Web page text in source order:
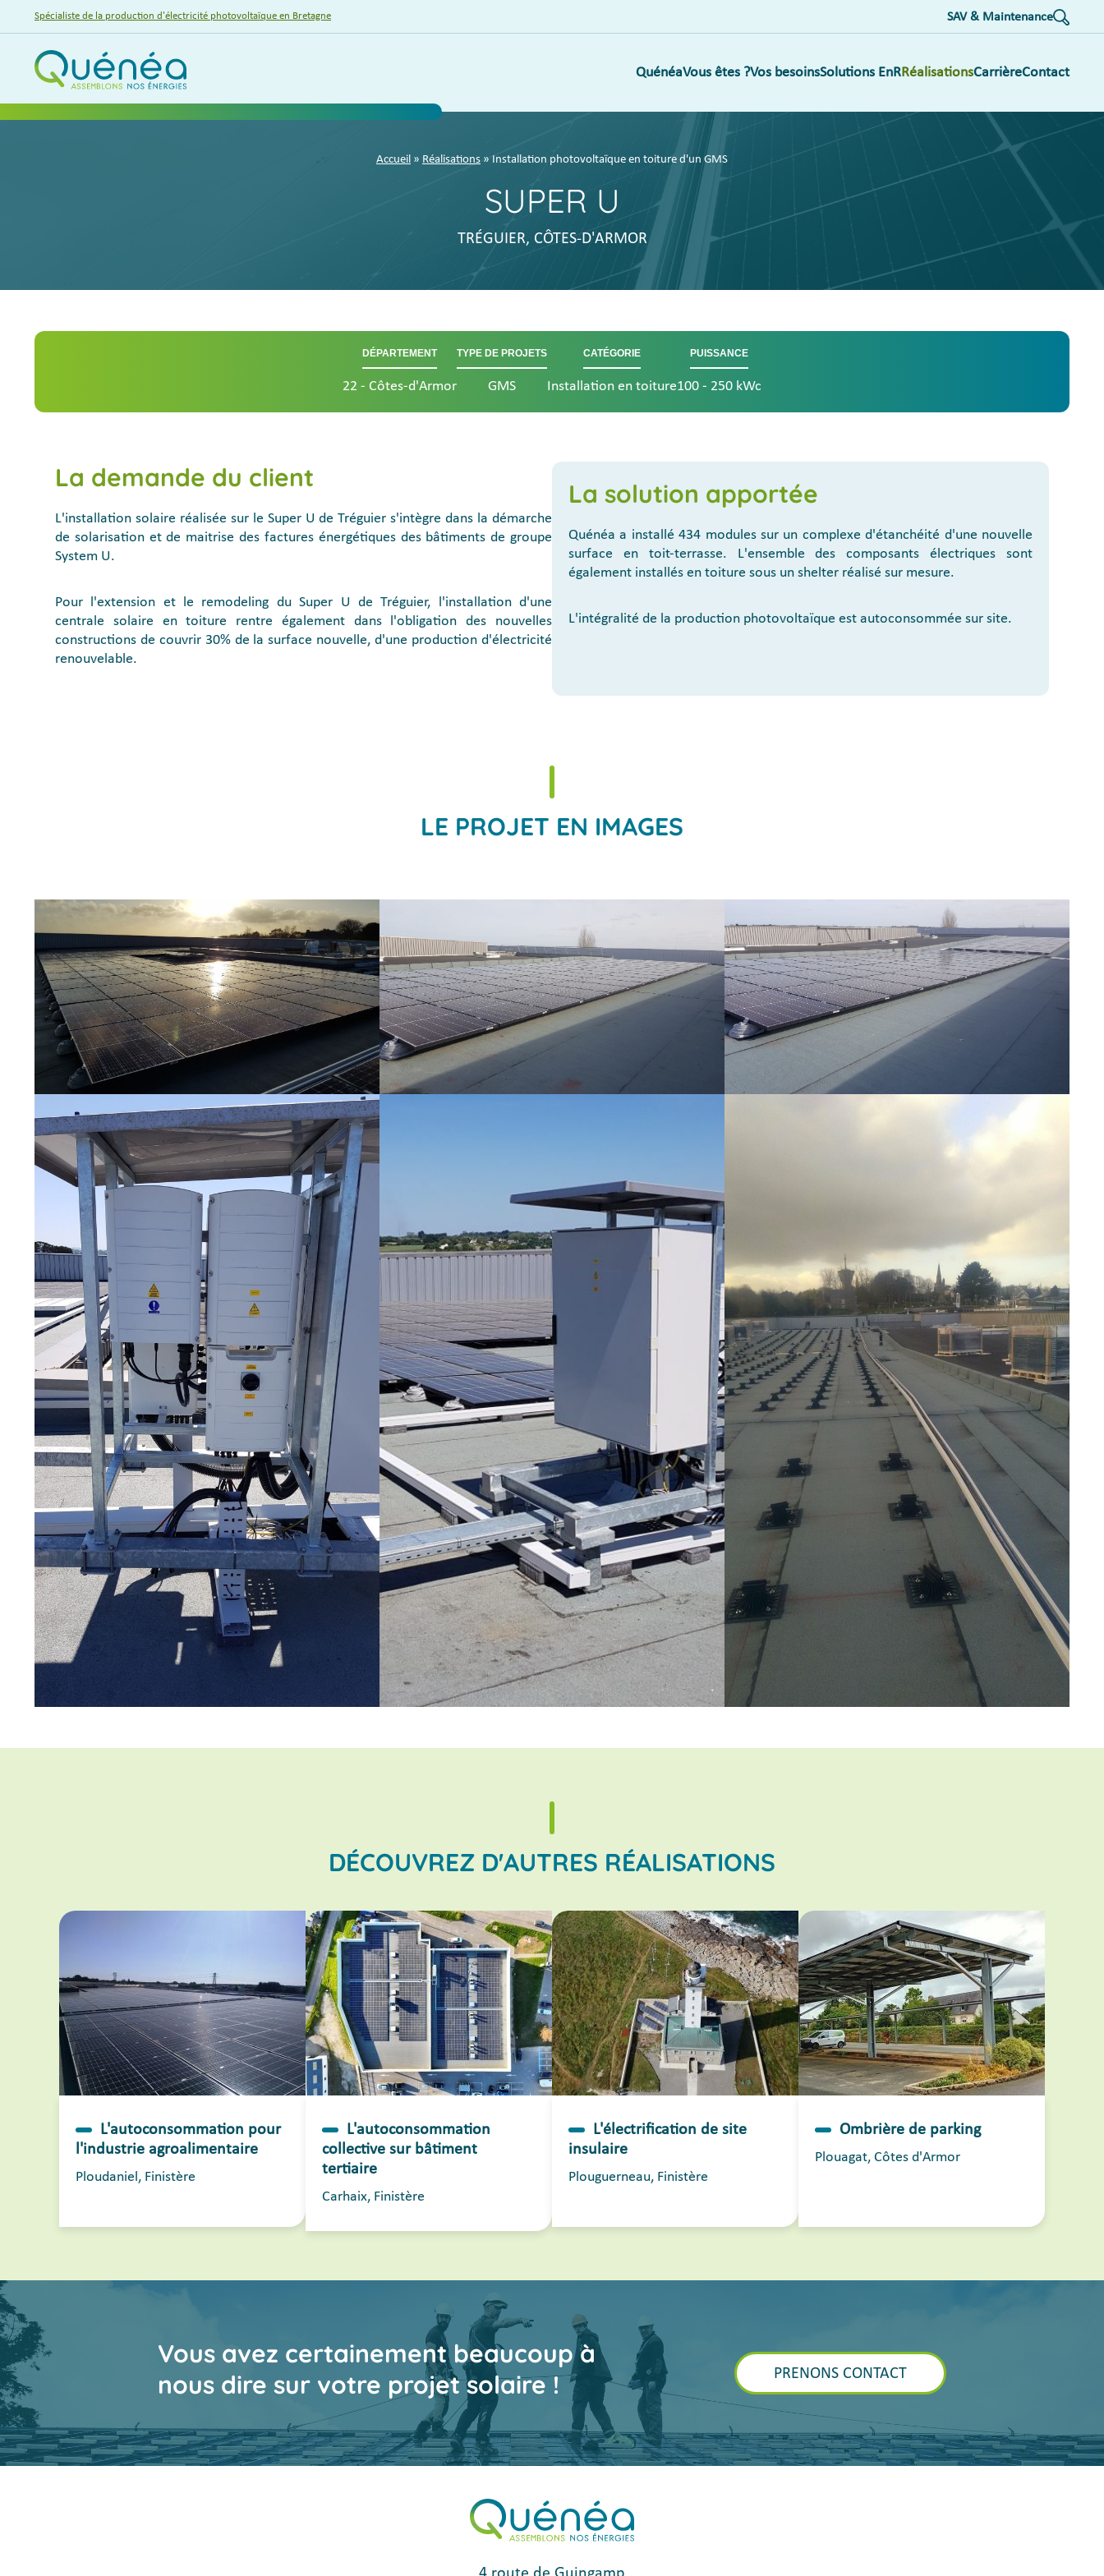
Spécialiste de la production d'électricité photovoltaïque en Bretagne
QuénéaVous êtes ?Vos besoinsSolutions EnRRéalisationsCarrièreContact
SAV & Maintenance
Accueil » Réalisations » Installation photovoltaïque en toiture d'un GMS
SUPER U
TRÉGUIER, CÔTES-D'ARMOR
DÉPARTEMENT
22 - Côtes-d'Armor
TYPE DE PROJETS
GMS
CATÉGORIE
Installation en toiture
PUISSANCE
100 - 250 kWc
La demande du client
L'installation solaire réalisée sur le Super U de Tréguier s'intègre dans la démarche
de solarisation et de maitrise des factures énergétiques des bâtiments de groupe
System U.
Pour l'extension et le remodeling du Super U de Tréguier, l'installation d'une
centrale solaire en toiture rentre également dans l'obligation des nouvelles
constructions de couvrir 30% de la surface nouvelle, d'une production d'électricité
renouvelable.
La solution apportée
Quénéa a installé 434 modules sur un complexe d'étanchéité d'une nouvelle
surface en toit-terrasse. L'ensemble des composants électriques sont
également installés en toiture sous un shelter réalisé sur mesure.
L'intégralité de la production photovoltaïque est autoconsommée sur site.
LE PROJET EN IMAGES
DÉCOUVREZ D'AUTRES RÉALISATIONS
L'autoconsommation pour
l'industrie agroalimentaire
Ploudaniel, Finistère
L'autoconsommation
collective sur bâtiment
tertiaire
Carhaix, Finistère
L'électrification de site
insulaire
Plouguerneau, Finistère
Ombrière de parking
Plouagat, Côtes d'Armor
Vous avez certainement beaucoup à
nous dire sur votre projet solaire !
PRENONS CONTACT